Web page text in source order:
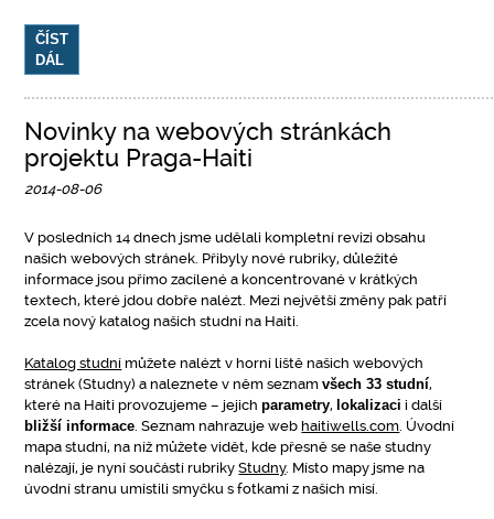
ČÍST
DÁL
Novinky na webových stránkách
projektu Praga-Haiti
2014-08-06
V posledních 14 dnech jsme udělali kompletní revizi obsahu
našich webových stránek. Přibyly nové rubriky, důležité
informace jsou přímo zacílené a koncentrované v krátkých
textech, které jdou dobře nalézt. Mezi největší změny pak patří
zcela nový katalog našich studní na Haiti.
Katalog studní můžete nalézt v horní liště našich webových
stránek (Studny) a naleznete v něm seznamvšech 33 studní,
které na Haiti provozujeme – jejichparametry, lokalizaci i další
bližší informace. Seznam nahrazuje webhaitiwells.com. Úvodní
mapa studní, na níž můžete vidět, kde přesně se naše studny
nalézají, je nyní součástí rubrikyStudny. Místo mapy jsme na
úvodní stranu umístili smyčku s fotkami z našich misí.